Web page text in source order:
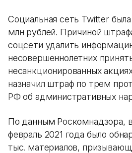
Социальная сеть Twitter была
млн рублей. Причиной
соцсети удалить
несовершеннолетних
несанкционированных
назначил штраф по трем
РФ об административных
По данным Роскомнадзора,
февраль 2021 года было
тыс. материалов,